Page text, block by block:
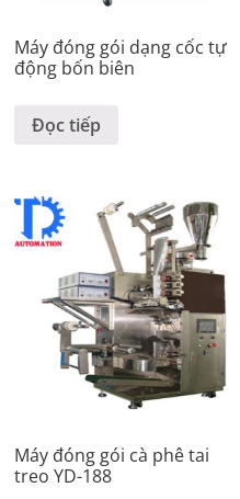
Máy đóng gói dạng cốc tự
động bốn biên
Đọc tiếp
Máy đóng gói cà phê tai
treo YD-188